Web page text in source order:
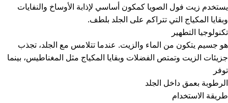
يستخدم زيت فول الصويا كمكون أساسي لإذابة الأوساخ والنفايات
وبقايا المكياج التي تتراكم على الجلد بلطف.
تكنولوجيا التطهير
هو جسيم يتكون من الماء والزيت. عندما تتلامس مع الجلد، تجذب
جزيئات الزيت وتمتص الفضلات وبقايا المكياج مثل المغناطيس، بينما
توفر
الرطوبة بعمق داخل الجلد
طريقة الاستخدام